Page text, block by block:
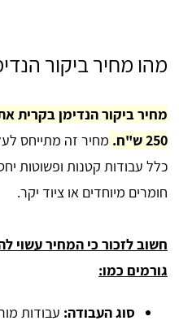
מהו מחיר ביקור
250 ש"ח.
מחיר זה מתייחס
כלל עבודות קטנות ופשוטות
חומרים מיוחדים או ציוד יקר.
חשוב לזכור כי המחיר
גורמים כמו:
סוג העבודה: עבודות